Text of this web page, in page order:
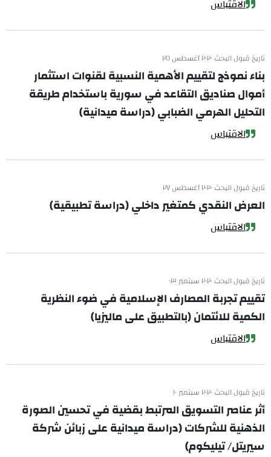
الاقتباس
تاريخ قبول البحث ٢٠٢٠ أغسطس ٢٥
بناء نموذج لتقييم الأهمية النسبية لقنوات استثمار
أموال صناديق التقاعد في سورية باستخدام طريقة
التحليل الهرمي الضبابي (دراسة ميدانية)
الاقتباس
تاريخ قبول البحث ٢٠٢٠ أغسطس ٢٧
العرض النقدي كمتغير داخلي (دراسة تطبيقية)
الاقتباس
تاريخ قبول البحث ٢٠٢٠ سبتمبر ٠٣
تقييم تجربة المصارف الإسلامية في ضوء النظرية
الكمية للائتمان (بالتطبيق على ماليزيا)
الاقتباس
تاريخ قبول البحث ٢٠٢٠ سبتمبر ١٠
أثر عناصر التسويق المرتبط بقضية في تحسين الصورة
الذهنية للشركات (دراسة ميدانية على زبائن شركة
سيريتل/ تيليكوم)